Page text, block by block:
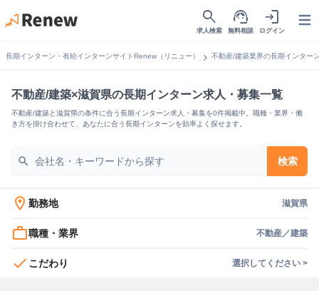
search
求人検索
support_agent
無料相談
login
ログイン
長期インターン・有給インターンサイトRenew（リニュー） chevron_right 不動産/建築業界の長期インター
不動産/建築×滋賀県の長期インターン求人・募集一覧
不動産/建築と滋賀県の条件に合う長期インターン求人・募集を0件掲載中。職種・業界・働
き方を掛け合わせて、あなたに合う長期インターンを効率よく探せます。
search 検索
location_on 勤務地 滋賀県
work_outline職種・業界 不動産／建築
check こだわり 選択してください >